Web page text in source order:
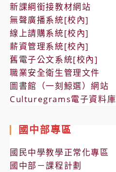
新課綱銜接教材網站
無聲廣播系統[校內]
線上請購系統[校內]
薪資管理系統[校內]
舊電子公文系統[校內]
職業安全衛生管理文件
圖書館（一刻鯨選）網站
Culturegrams電子資料庫
國中部專區
國民中學教學正常化專區
國中部－課程計劃